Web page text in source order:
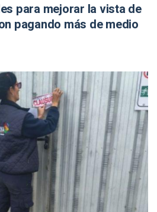
para mejorar la vista de
pagando más de medio